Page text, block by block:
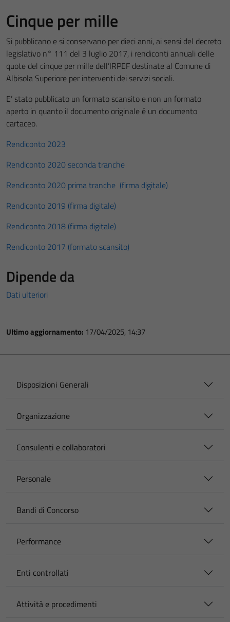
Cinque per mille
Si pubblicano e si conservano per dieci anni, ai sensi del decreto
legislativo n° 111 del 3 luglio 2017, i rendiconti annuali delle
quote del cinque per mille dell’IRPEF destinate al Comune di
Albisola Superiore per interventi dei servizi sociali.
E’ stato pubblicato un formato scansito e non un formato
aperto in quanto il documento originale é un documento
cartaceo.
Rendiconto 2023
Rendiconto 2020 seconda tranche
Rendiconto 2020 prima tranche (firma digitale)
Rendiconto 2019 (firma digitale)
Rendiconto 2018 (firma digitale)
Rendiconto 2017 (formato scansito)
Dipende da
Dati ulteriori
Ultimo aggiornamento: 17/04/2025, 14:37
Disposizioni Generali
Organizzazione
Consulenti e collaboratori
Personale
Bandi di Concorso
Performance
Enti controllati
Attività e procedimenti